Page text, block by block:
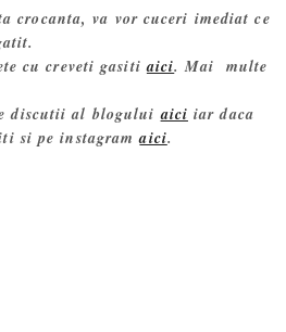
crocanta, va vor cuceri imediat ce
cu creveti gasitiaici. Mai multe
discutii al bloguluiaici iar daca
si pe instagramaici.